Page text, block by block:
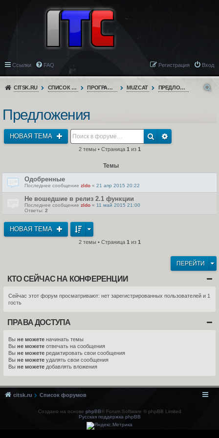
Ссылки FAQ Вход
Регистрация
CITSK.RU СПИСОК ФОРУМОВ ПРОГРАММНОЕ ОБЕСПЕЧЕНИЕ MUZCAT ПРЕДЛОЖЕНИЯ
Предложения
НОВАЯ ТЕМА
2 темы • Страница 1 из 1
Темы
Одобренные
Последнее сообщение zldo « 21 апр 2015 20:22
Не вошедшие в релиз 2.1 функции
Последнее сообщение zldo « 11 май 2015 21:00
Ответы: 2
НОВАЯ ТЕМА
2 темы • Страница 1 из 1
ПЕРЕЙТИ
КТО СЕЙЧАС НА КОНФЕРЕНЦИИ
Сейчас этот форум просматривают: нет зарегистрированных пользователей и 1
гость
ПРАВА ДОСТУПА
Вы не можете начинать темы
Вы не можете отвечать на сообщения
Вы не можете редактировать свои сообщения
Вы не можете удалять свои сообщения
Вы не можете добавлять вложения
citsk.ru Список форумов
Создано на основе phpBB® Forum Software © phpBB Limited
Русская поддержка phpBB